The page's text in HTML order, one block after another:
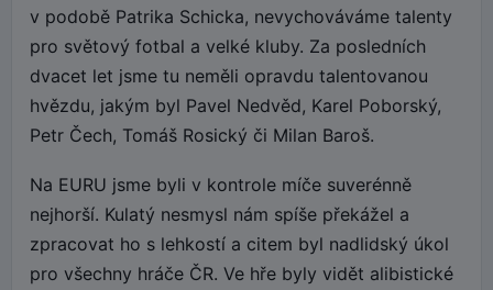
v podobě Patrika Schicka, nevychováváme talenty
pro světový fotbal a velké kluby. Za posledních
dvacet let jsme tu neměli opravdu talentovanou
hvězdu, jakým byl Pavel Nedvěd, Karel Poborský,
Petr Čech, Tomáš Rosický či Milan Baroš.
Na EURU jsme byli v kontrole míče suverénně
nejhorší. Kulatý nesmysl nám spíše překážel a
zpracovat ho s lehkostí a citem byl nadlidský úkol
pro všechny hráče ČR. Ve hře byly vidět alibistické